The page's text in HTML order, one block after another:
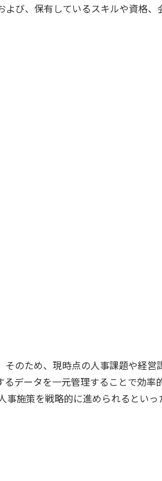
よび、保有しているスキルや資格、
そのため、現時点の人事課題や経営
データを一元管理することで効率
事施策を戦略的に進められるといっ